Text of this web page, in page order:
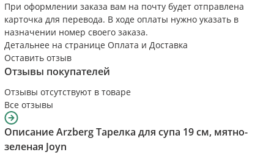
При оформлении заказа вам на почту будет отправлена
карточка для перевода. В ходе оплаты нужно указать в
назначении номер своего заказа.
Детальнее на странице Оплата и Доставка
Оставить отзыв
Отзывы покупателей
Отзывы отсутствуют в товаре
Все отзывы
ОписаниеArzberg Тарелка для супа 19 см, мятно-
зеленая Joyn